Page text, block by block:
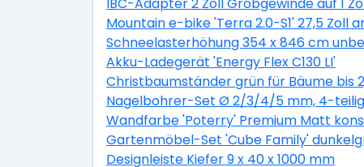
Mountain e-bike 'Terra 2.0-S1' 27,5 Zoll
Schneelasterhöhung 354 x 846 cm
Akku-Ladegerät 'Energy Flex C130 LI'
Christbaumständer grün für Bäume bis
Nagelbohrer-Set Ø 2/3/4/5 mm, 4-teilig
Wandfarbe 'Poterry' Premium Matt
Gartenmöbel-Set 'Cube Family'
Designleiste Kiefer 9 x 40 x 1000 mm